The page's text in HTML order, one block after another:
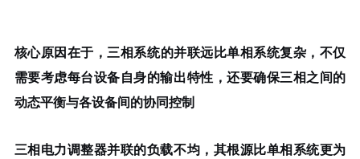
核心原因在于，三相系统的并联远比单相系统复杂 ，不仅
需要考虑每台设备自身的输出特性，还要确保三相之间的
动态平衡与各设备间的协同控制
三相电力调整器并联的负载不均，其根源比单相系统更为